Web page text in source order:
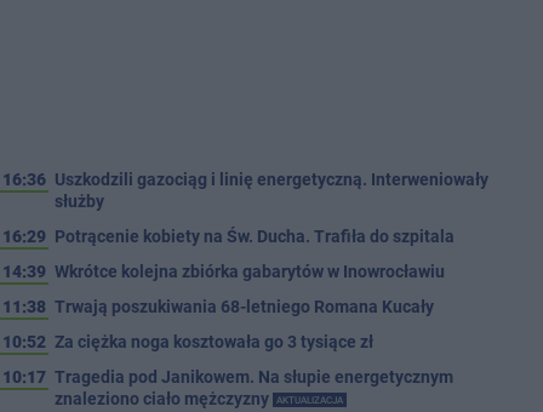
16:36 Uszkodzili gazociąg i linię energetyczną. Interweniowały
służby
16:29 Potrącenie kobiety na Św. Ducha. Trafiła do szpitala
14:39 Wkrótce kolejna zbiórka gabarytów w Inowrocławiu
11:38 Trwają poszukiwania 68-letniego Romana Kucały
10:52 Za ciężka noga kosztowała go 3 tysiące zł
10:17 Tragedia pod Janikowem. Na słupie energetycznym
znaleziono ciało mężczyzny
AKTUALIZACJA